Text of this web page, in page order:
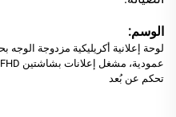
الوسم:
تحكم عن بُعد